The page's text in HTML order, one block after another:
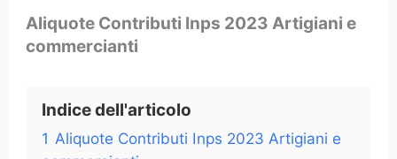
Aliquote Contributi Inps 2023 Artigiani e
commercianti
Indice dell'articolo
1 Aliquote Contributi Inps 2023 Artigiani e